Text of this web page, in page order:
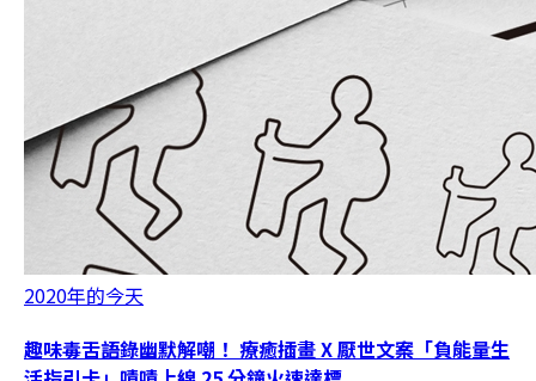
2020年的今天
趣味毒舌語錄幽默解嘲！ 療癒插畫 X 厭世文案「負能量生